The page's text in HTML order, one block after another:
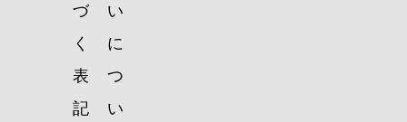
づ
く
表
記
い
に
つ
い